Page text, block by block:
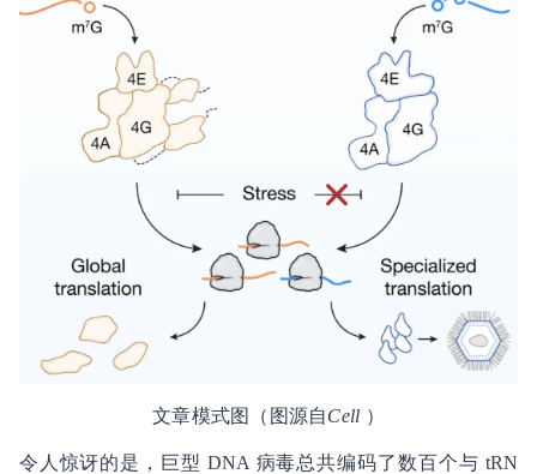
文章模式图（图源自Cell ）
令人惊讶的是，巨型 DNA 病毒总共编码了数百个与 tRN